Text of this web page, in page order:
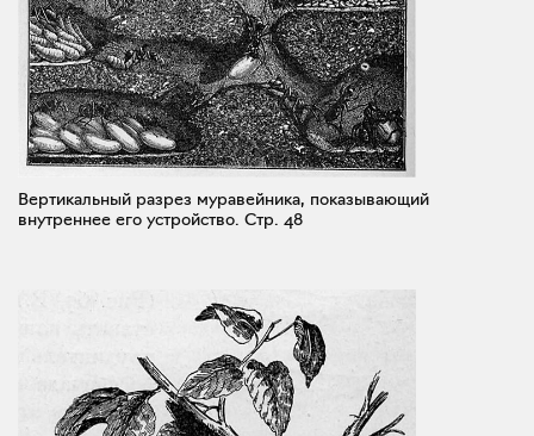
Вертикальный разрез муравейника, показывающий
внутреннее его устройство. Стр. 48